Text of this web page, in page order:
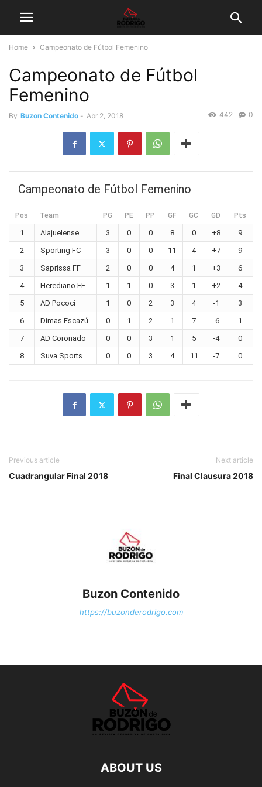
Home Campeonato de Fútbol Femenino
Campeonato de Fútbol
Femenino
By Buzon Contenido - Abr 2, 2018 0
442
Campeonato de Fútbol Femenino
Pos Team PG PE PP GF GC GD Pts
1 Alajuelense 3 0 0 8 0 +8
9
2
Sporting FC 3 0 0 11 4 +7
9
3
Saprissa FF 2 0 0 4 1 +3
6
4
Herediano FF 1 1 0 3 1 +2
4
5
AD Pococí 1 0 2 3 4 -1
3
6
Dimas Escazú 0 1 2 1 7 -6
1
7
AD Coronado 0 0 3 1 5 -4
0
8
Suva Sports 0 0 3 4 11 -7 0
Previous article
Cuadrangular Final 2018
Next article
Final Clausura 2018
Buzon Contenido
https://buzonderodrigo.com
ABOUT US